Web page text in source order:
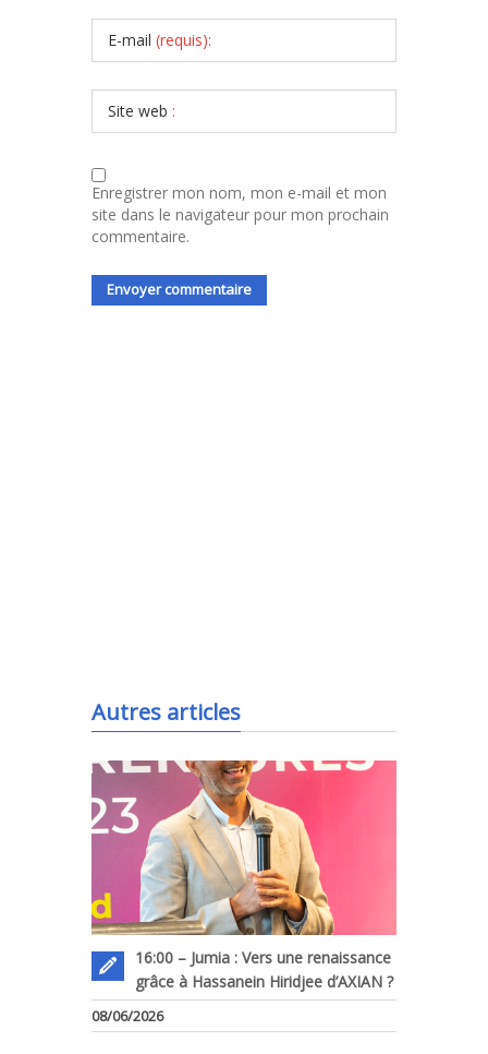
E-mail (requis):
Site web :
Enregistrer mon nom, mon e-mail et mon
site dans le navigateur pour mon prochain
commentaire.
Autres articles
16:00 – Jumia : Vers une renaissance
grâce à Hassanein Hiridjee d’AXIAN ?
08/06/2026